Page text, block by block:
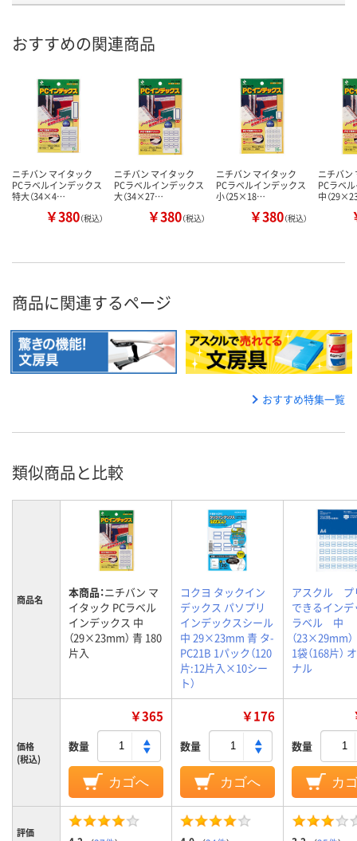
おすすめの関連商品
ニチバン マイタック
PCラベルインデックス
特大（34×4…
￥380（税込）
ニチバン マイタック
PCラベルインデックス
大（34×27…
￥380（税込）
ニチバン マイタック
PCラベルインデックス
小（25×18…
￥380（税込）
ニチバン
PCラベ
中（
商品に関連するページ
おすすめ特集一覧
類似商品と比較
商品名 本商品：ニチバン マ
イタック PCラベル
インデックス 中
（29×23mm） 青 180
片入
コクヨ タックイン
デックス パソプリ
インデックスシール
中 29×23mm 青 タ-
PC21B 1パック（120
片:12片入×10シー
ト）
アスクル プ
できるイン
ラベル 中
（
1袋（168片）
ナル
価格
(税込)
￥365
数量
カゴへ
￥176
数量
カゴへ
数量
カ
評価